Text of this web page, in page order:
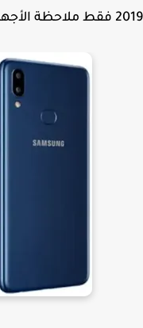
عنه في عام 2019.